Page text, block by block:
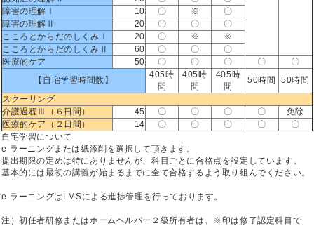
障害の理解Ⅰ
10 〇 ※
〇
障害の理解Ⅱ
20 〇 〇
〇
こころとからだのしくみⅠ
20 〇 ※
※
こころとからだのしくみⅡ
60 〇 〇
〇
医療的ケア
50 〇 〇 〇 〇
〇
【自宅学習時間数】
405時
間
405時
間
405時
間
50時間
50時間
スクーリング
介護過程Ⅲ（６日間）
45 〇 〇 〇 〇
免除
医療的ケア（２日間）
14 〇 〇 〇 〇
〇
自宅学習について
e-ラーニングまたは紙添削を選択して頂きます。
提出期限の定めは特にありませんが、科目ごとに合格点を設定しています。
基本的には最初の講義が始まるまでに全て合格するよう取り組んでください。
e-ラーニングはLMSによる進捗管理を行っております。
注）初任者研修またはホームヘルパー２級所有者は、※印は修了認定科目で